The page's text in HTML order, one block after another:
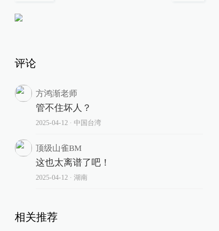
评论
方鸿渐老师
管不住坏人？
2025-04-12 ∙ 中国台湾
顶级山雀BM
这也太离谱了吧！
2025-04-12 ∙ 湖南
相关推荐